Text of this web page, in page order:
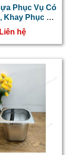
Phục Vụ Có
Khay Phục Vụ
Chống Trượt Cỡ Trung
Liên hệ